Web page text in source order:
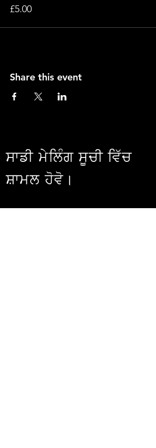
£5.00
Share this event
ਸਾਡੀ ਮੇਲਿੰਗ ਸੂਚੀ ਵਿੱਚ
ਸ਼ਾਮਲ ਹੋਵੋ।